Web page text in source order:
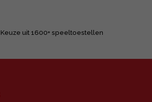
Keuze uit 1600+ speeltoestellen